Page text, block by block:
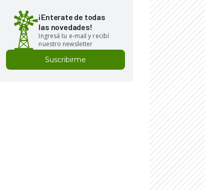
¡Enterate de todas
las novedades!
Ingresá tu e-mail y recibí
nuestro newsletter
Suscribirme